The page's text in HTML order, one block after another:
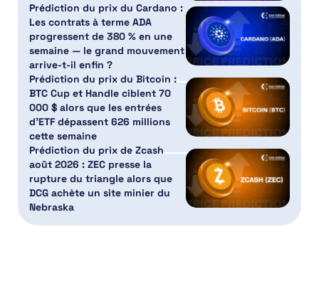
Prédiction du prix du Cardano :
Les contrats à terme ADA
progressent de 380 % en une
semaine — le grand mouvement
arrive-t-il enfin ?
Prédiction du prix du Bitcoin :
BTC Cup et Handle ciblent 70
000 $ alors que les entrées
d’ETF dépassent 626 millions
cette semaine
Prédiction du prix de Zcash
août 2026 : ZEC presse la
rupture du triangle alors que
DCG achète un site minier du
Nebraska